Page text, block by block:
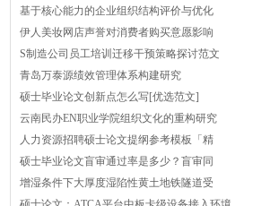
基于核心能力的企业组织结构评价与优化
伊人美妆网店声誉对消费者购买意愿影响
S制造公司员工培训迁移干预策略探讨范文
青岛万泰源绩效管理体系构建研究
硕士毕业论文创新点怎么写[优选范文]
云南民办EN职业学院组织文化的重构研究
人力资源招聘硕士论文提纲参考模板「精
硕士毕业论文盲审通过率是多少？盲审同
增湿条件下大厚度湿陷性黄土地铁隧道受